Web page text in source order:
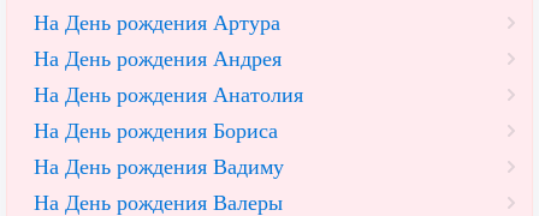
На День рождения Артура
На День рождения Андрея
На День рождения Анатолия
На День рождения Бориса
На День рождения Вадиму
На День рождения Валеры